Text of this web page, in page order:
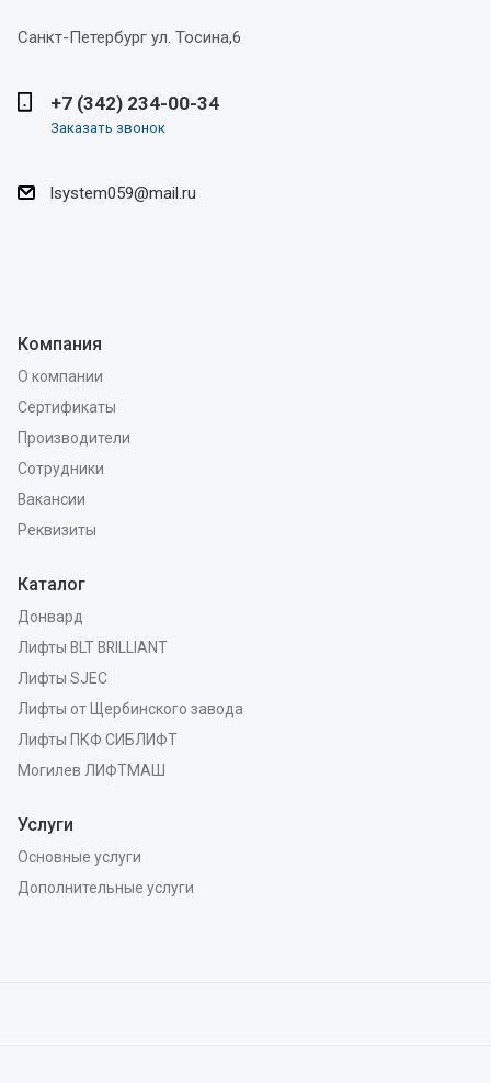
Санкт-Петербург ул. Тосина,6
+7 (342) 234-00-34
Заказать звонок
lsystem059@mail.ru
Компания
О компании
Сертификаты
Производители
Сотрудники
Вакансии
Реквизиты
Каталог
Донвард
Лифты BLT BRILLIANT
Лифты SJEC
Лифты от Щербинского завода
Лифты ПКФ СИБЛИФТ
Могилев ЛИФТМАШ
Услуги
Основные услуги
Дополнительные услуги